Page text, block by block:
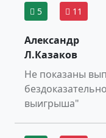
5 11
Александр
Л.Казаков
Не показаны
выигрыша"